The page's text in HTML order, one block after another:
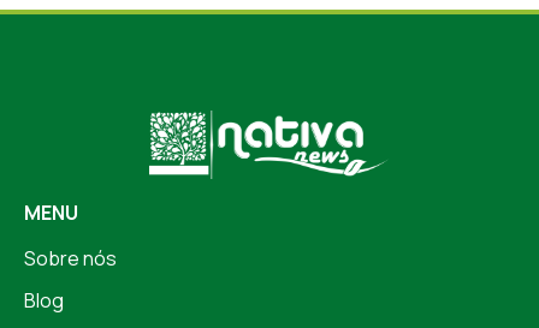
MENU
Sobre nós
Blog